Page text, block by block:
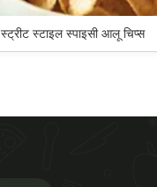
स्ट्रीट स्टाइल स्पाइसी आलू चिप्स